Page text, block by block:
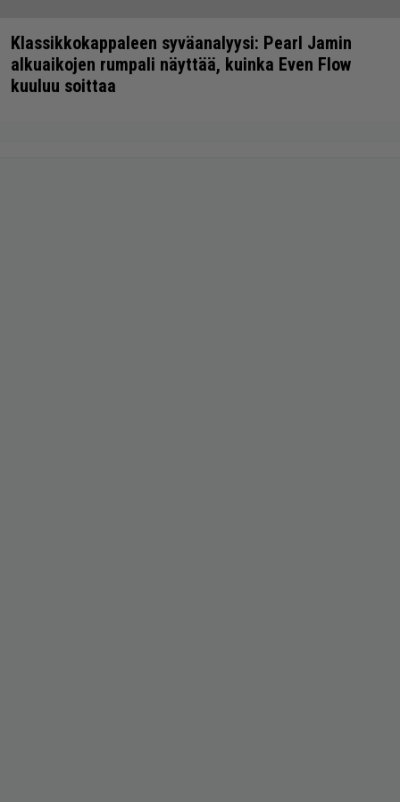
Klassikkokappaleen syväanalyysi: Pearl Jamin
alkuaikojen rumpali näyttää, kuinka Even Flow
kuuluu soittaa